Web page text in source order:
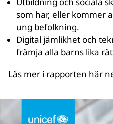
som har, eller kommer
ung befolkning.
Digital jämlikhet och
främja alla barns lika
Läs mer i rapporten här